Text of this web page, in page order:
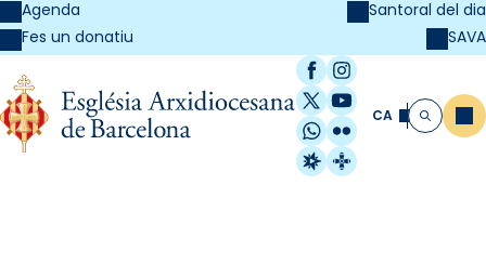
Agenda
Fes un donatiu
Santoral del dia
SAVA
Facebook
Instagram
X / Twitter
YouTube
WhatsApp
Flickr
Radio Estel
Catalunya
CA Cerca